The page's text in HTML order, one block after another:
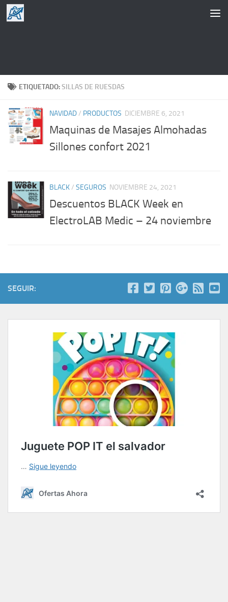
Saltar al contenido
ETIQUETADO:SILLAS DE RUESDAS
NAVIDAD/ PRODUCTOS DICIEMBRE 6, 2021
Maquinas de Masajes Almohadas
Sillones confort 2021
BLACK/ SEGUROS NOVIEMBRE 24, 2021
Descuentos BLACK Week en
ElectroLAB Medic – 24 noviembre
SEGUIR: